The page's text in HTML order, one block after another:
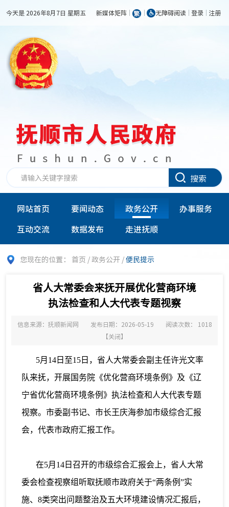
今天是 2026年8月7日 星期五 新媒体矩阵 无障碍阅读 登录 注册
搜索
网站首页 要闻动态 政务公开
办事服务
互动交流
数据发布 走进抚顺
您现在的位置： 首页 /政务公开 /便民提示
省人大常委会来抚开展优化营商环境
执法检查和人大代表专题视察
信息来源：抚顺新闻网 发布日期：2026-05-19 阅读次数： 1018
【关闭】
5月14日至15日，省人大常委会副主任许光文率
队来抚，开展国务院《优化营商环境条例》及《辽
宁省优化营商环境条例》执法检查和人大代表专题
视察。市委副书记、市长王庆海参加市级综合汇报
会，代表市政府汇报工作。
在5月14日召开的市级综合汇报会上，省人大常
委会检查视察组听取抚顺市政府关于“两条例”实
施、8类突出问题整治及五大环境建设情况汇报后，